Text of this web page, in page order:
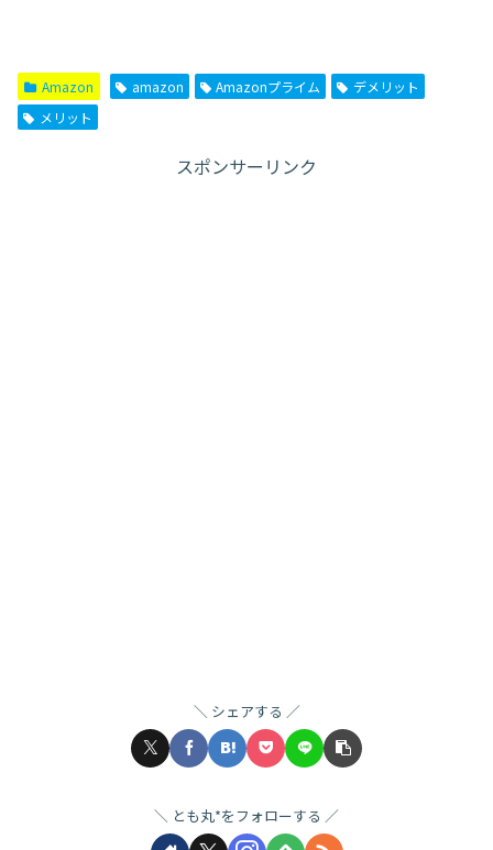
Amazon amazon Amazonプライム
デメリット
メリット
スポンサーリンク
シェアする
とも丸*をフォローする